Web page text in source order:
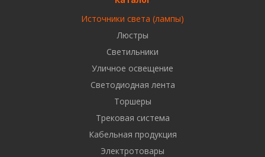
Бузулук, ул. Октябрьская, 24
Балаково, ул. Комарова, 55
Октябрьский, ул. Свердлова, 28
Источники света (лампы)
Люстры
Светильники
Уличное освещение
Светодиодная лента
Торшеры
Трековая система
Кабельная продукция
Электротовары